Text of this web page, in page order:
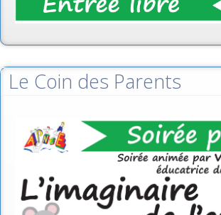
Le Coin des Parents